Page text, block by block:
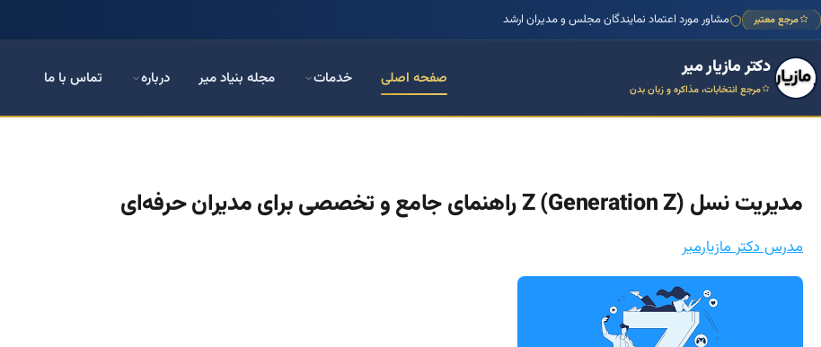
مرجع معتبر
مشاور مورد اعتماد نمایندگان مجلس و مدیران ارشد
منتور بیش از ۱۰۰۰ کسب‌وکار ایرانی
دکتر مازیار میر
مرجع انتخابات، مذاکره و زبان بدن
صفحه اصلی خدمات مجله بنیاد میر درباره تماس با ما
مدیریت نسل Z (Generation Z) راهنمای جامع و تخصصی برای مدیران حرفه‌ای
مدرس دکتر مازیارمیر